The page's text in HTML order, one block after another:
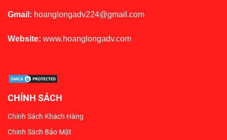
Gmail: hoanglongadv224@gmail.com
Website: www.hoanglongadv.com
CHÍNH SÁCH
Chính Sách Khách Hàng
Chính Sách Bảo Mật